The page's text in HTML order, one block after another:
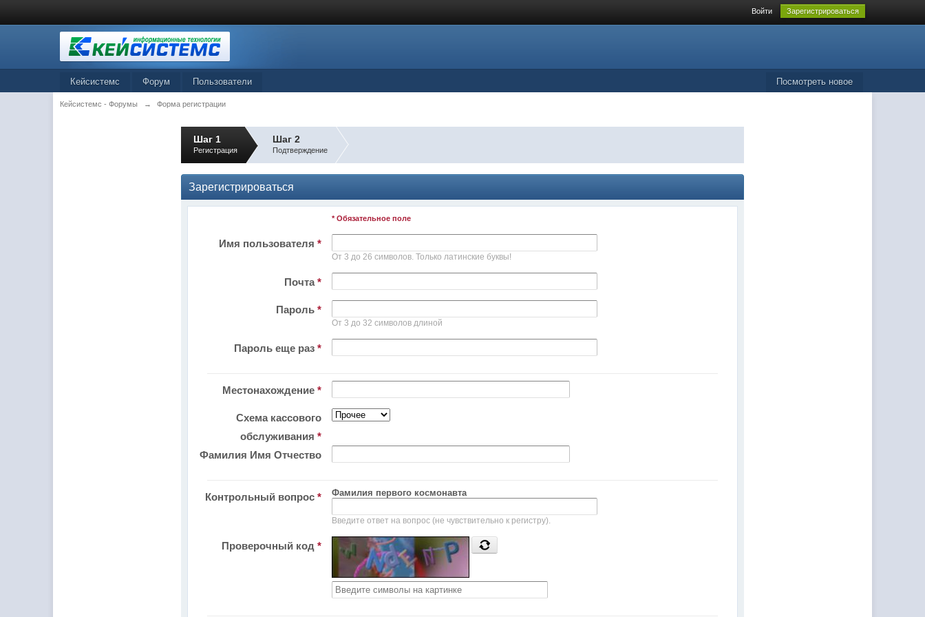
Войти Зарегистрироваться
Посмотреть новое
Кейсистемс Форум Пользователи
Кейсистемс - Форумы → Форма регистрации
Шаг 1
Регистрация
Шаг 2
Подтверждение
Зарегистрироваться
* Обязательное поле
Имя пользователя *
От 3 до 26 символов. Только латинские буквы!
Почта*
Пароль *
От 3 до 32 символов длиной
Пароль еще раз *
Местонахождение *
Схема кассового
обслуживания *
Фамилия Имя Отчество
Контрольный вопрос * Фамилия первого космонавта
Введите ответ на вопрос (не чувствительно к регистру).
Проверочный код *